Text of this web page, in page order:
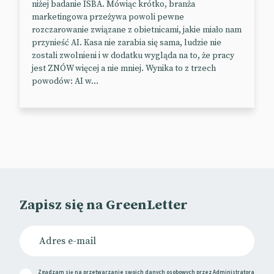
Heinz pozwoli Ci ubezpieczyć…
keczup
Heinz przedstawił pierwszą na świecie ofertę
ubezpieczenia na keczup. Obejmuje ona plamy,
odnieść. Przykładowe wypadki obejmują np. #16 –
#41 – gdy przypadkowo rozlał się na roślinę i
niżej badanie ISBA. Mówiąc krótko, branża
marketingowa przeżywa powoli pewne
rozczarowanie związane z obietnicami, jakie miało nam
przynieść AI. Kasa nie zarabia się sama, ludzie nie
zostali zwolnieni i w dodatku wygląda na to, że pracy
jest ZNÓW więcej a nie mniej. Wynika to z trzech
powodów: AI w...
Zapisz się na GreenLetter
Zgadzam się na przetwarzanie swoich danych osobowych przez Administratora